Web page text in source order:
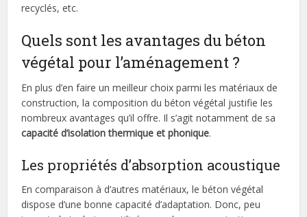
recyclés, etc.
Quels sont les avantages du béton
végétal pour l’aménagement ?
En plus d’en faire un meilleur choix parmi les matériaux de
construction, la composition du béton végétal justifie les
nombreux avantages qu’il offre. Il s’agit notamment de sa
capacité d’isolation thermique et phonique.
Les propriétés d’absorption acoustique
En comparaison à d’autres matériaux, le béton végétal
dispose d’une bonne capacité d’adaptation. Donc, peu